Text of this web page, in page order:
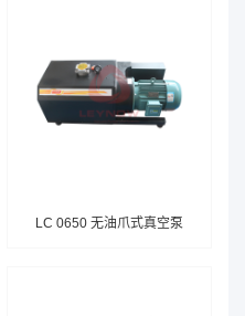
LC 0650 无油爪式真空泵